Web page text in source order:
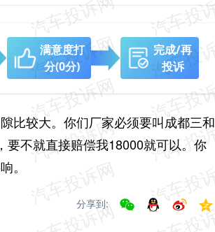
满意度打
分(0分)
完成/再
投诉
比较大。你们厂家必须要叫成都三和
要不就直接赔偿我18000就可以。你
响。
分享到: